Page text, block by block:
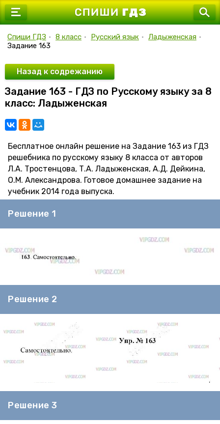
7 класс
9 класс
10 класс
11 класс
Спиши ГДЗ • 8 класс • Русский язык • Ладыженская •
Задание 163
Назад к содрежанию
Задание 163 - ГДЗ по Русскому языку за 8
класс: Ладыженская
Бесплатное онлайн решение на Задание 163 из ГДЗ
решебника по русскому языку 8 класса от авторов
Л.А. Тростенцова, Т.А. Ладыженская, А.Д. Дейкина,
О.М. Александрова. Готовое домашнее задание на
учебник 2014 года выпуска.
Решение 1
Решение 2
Решение 3